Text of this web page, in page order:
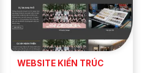
XEM DEMO
WEBSITE KIẾN TRÚC